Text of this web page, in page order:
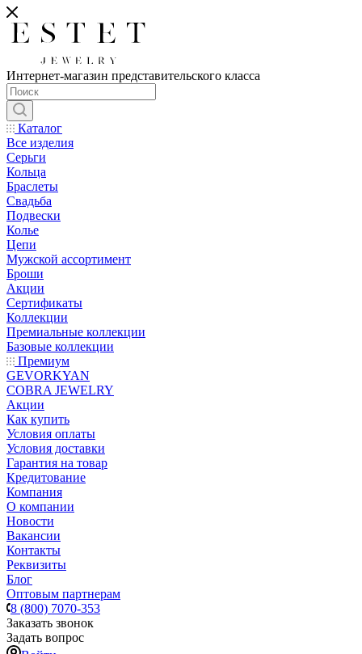
Интернет-магазин представительского класса
Каталог
Все изделия
Серьги
Кольца
Браслеты
Свадьба
Подвески
Колье
Цепи
Мужской ассортимент
Броши
Акции
Сертификаты
Коллекции
Премиальные коллекции
Базовые коллекции
Премиум
GEVORKYAN
COBRA JEWELRY
Акции
Как купить
Условия оплаты
Условия доставки
Гарантия на товар
Кредитование
Компания
О компании
Новости
Вакансии
Контакты
Реквизиты
Блог
Оптовым партнерам
8 (800) 7070-353
Заказать звонок
Задать вопрос